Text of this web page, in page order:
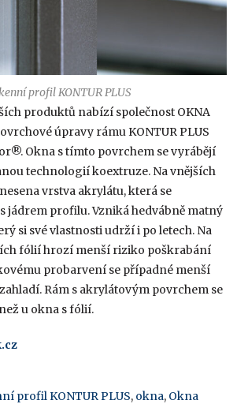
profil KONTUR PLUS
produktů nabízí společnost OKNA
úpravy rámu KONTUR PLUS
Okna s tímto povrchem se vyrábějí
technologií koextruze. Na vnějších
vrstva akrylátu, která se
jádrem profilu. Vzniká hedvábně matný
si své vlastnosti udrží i po letech. Na
fólií hrozí menší riziko poškrabání
probarvení se případné menší
Rám s akrylátovým povrchem se
u okna s fólií.
profil KONTUR PLUS, okna, Okna